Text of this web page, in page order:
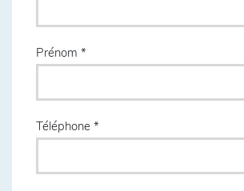
Prénom
Téléphone